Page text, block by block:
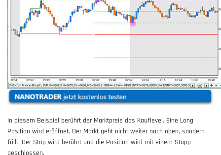
In diesem Beispiel berührt der Marktpreis das Kauflevel. Eine Long
Position wird eröffnet. Der Markt geht nicht weiter nach oben, sondern
fällt. Der Stop wird berührt und die Position wird mit einem Stopp